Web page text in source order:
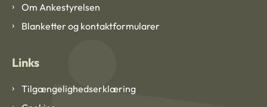
Om Ankestyrelsen
Blanketter og kontaktformularer
Links
Tilgængelighedserklæring